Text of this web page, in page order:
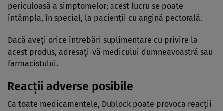
periculoasă a simptomelor; acest lucru se poate
întâmpla, în special, la pacienţii cu angină pectorală.
Dacă aveţi orice întrebări suplimentare cu privire la
acest produs, adresaţi-vă medicului dumneavoastră sau
farmacistului.
Reacţii adverse posibile
Ca toate medicamentele, Dublock poate provoca reacţii